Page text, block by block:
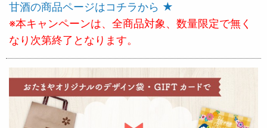
甘酒の商品ページはコチラから ★
※本キャンペーンは、全商品対象、数量限定で無く
なり次第終了となります。